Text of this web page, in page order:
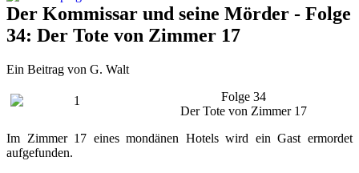
Der Kommissar und seine Mörder - Folge
34: Der Tote von Zimmer 17
Ein Beitrag von G. Walt
Folge 34
Der Tote von Zimmer 17
Im Zimmer 17 eines mondänen Hotels wird ein Gast ermordet
aufgefunden.